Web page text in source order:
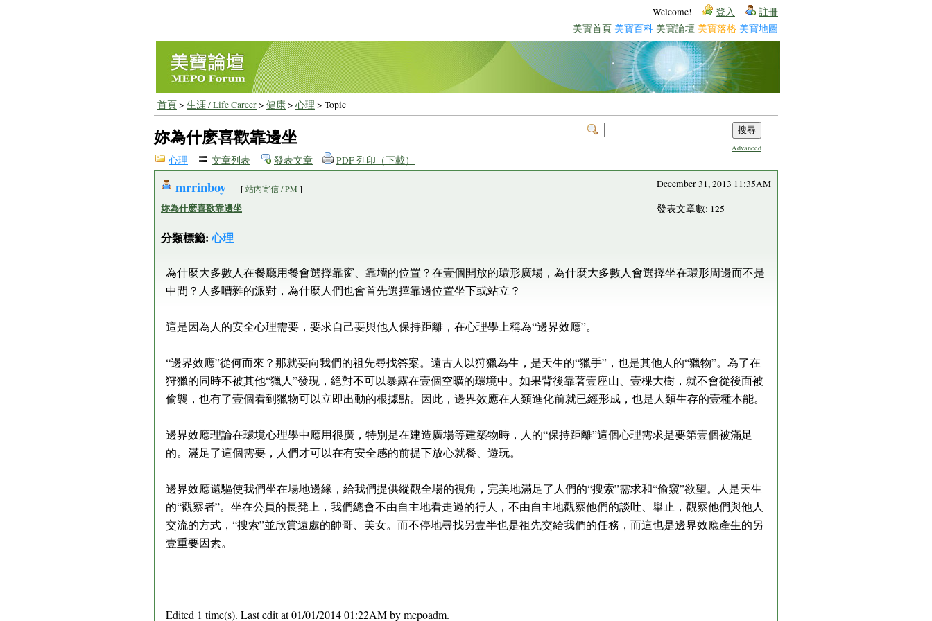
Welcome! 登入 註冊
美寶首頁 美寶百科 美寶論壇 美寶落格 美寶地圖
首頁> 生涯 / Life Career> 健康> 心理 > Topic
Advanced
妳為什麽喜歡靠邊坐
心理 文章列表 發表文章 PDF 列印（下載）
mrrinboy [站內寄信 / PM ]
妳為什麽喜歡靠邊坐
分類標籤:心理
December 31, 2013 11:35AM
發表文章數: 125
為什麼大多數人在餐廳用餐會選擇靠窗、靠墻的位置？在壹個開放的環形廣場，為什麼大多數人會選擇坐在環形周邊而不是
中間？人多嘈雜的派對，為什麼人們也會首先選擇靠邊位置坐下或站立？
這是因為人的安全心理需要，要求自己要與他人保持距離，在心理學上稱為“邊界效應”。
“邊界效應”從何而來？那就要向我們的祖先尋找答案。遠古人以狩獵為生，是天生的“獵手”，也是其他人的“獵物”。為了在
狩獵的同時不被其他“獵人”發現，絕對不可以暴露在壹個空曠的環境中。如果背後靠著壹座山、壹棵大樹，就不會從後面被
偷襲，也有了壹個看到獵物可以立即出動的根據點。因此，邊界效應在人類進化前就已經形成，也是人類生存的壹種本能。
邊界效應理論在環境心理學中應用很廣，特別是在建造廣場等建築物時，人的“保持距離”這個心理需求是要第壹個被滿足
的。滿足了這個需要，人們才可以在有安全感的前提下放心就餐、遊玩。
邊界效應還驅使我們坐在場地邊緣，給我們提供縱觀全場的視角，完美地滿足了人們的“搜索”需求和“偷窺”欲望。人是天生
的“觀察者”。坐在公員的長凳上，我們總會不由自主地看走過的行人，不由自主地觀察他們的談吐、舉止，觀察他們與他人
交流的方式，“搜索”並欣賞遠處的帥哥、美女。而不停地尋找另壹半也是祖先交給我們的任務，而這也是邊界效應產生的另
壹重要因素。
Edited 1 time(s). Last edit at 01/01/2014 01:22AM by mepoadm.